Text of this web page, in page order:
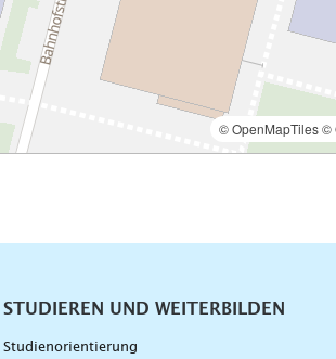
Unternavigation
STUDIEREN UND WEITERBILDEN
Studienorientierung